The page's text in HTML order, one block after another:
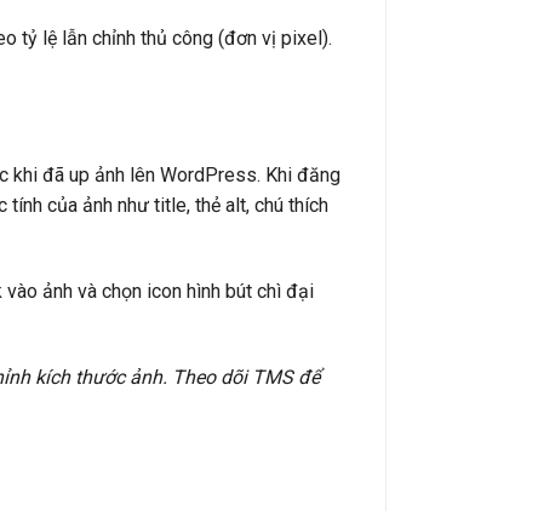
tỷ lệ lẫn chỉnh thủ công (đơn vị pixel).
khi đã up ảnh lên WordPress. Khi đăng
của ảnh như title, thẻ alt, chú thích
ảnh và chọn icon hình bút chì đại
kích thước ảnh. Theo dõi TMS để